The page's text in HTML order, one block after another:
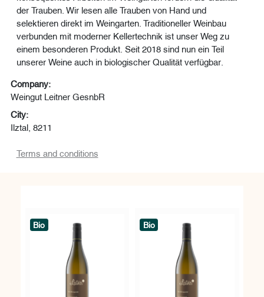
der Trauben. Wir lesen alle Trauben von Hand und
selektieren direkt im Weingarten. Traditioneller Weinbau
verbunden mit moderner Kellertechnik ist unser Weg zu
einem besonderen Produkt. Seit 2018 sind nun ein Teil
unserer Weine auch in biologischer Qualität verfügbar.
Company:
Weingut Leitner GesnbR
City:
Ilztal, 8211
Terms and conditions
Bio Bio